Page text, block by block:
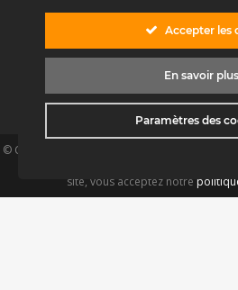
En envoyant ce formulaire, j'accepte la
© Copyright 2016 coversheating.com | Créé
site, vous acceptez notre
Accepter les
En savoir plus
Paramètres des